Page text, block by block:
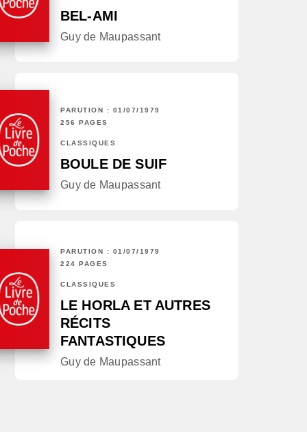
BEL-AMI
Guy de Maupassant
PARUTION : 01/07/1979
256 PAGES
CLASSIQUES
BOULE DE SUIF
Guy de Maupassant
PARUTION : 01/07/1979
224 PAGES
CLASSIQUES
LE HORLA ET AUTRES
RÉCITS
FANTASTIQUES
Guy de Maupassant